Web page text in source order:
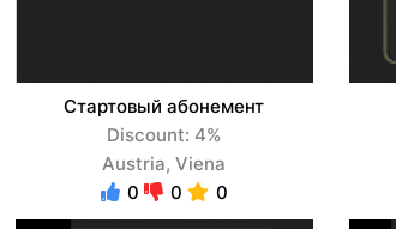
Стартовый абонемент
Discount: 4%
Austria, Viena
0
0 0